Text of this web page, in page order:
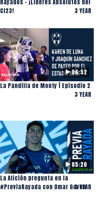
Rayados - ¡Líderes Absolutos del
Cl23!
3 YEAR
06:52
La Pandilla de Monty | Episodio 2
3 YEAR
05:20
La Afición pregunta en la
#PreviaRayada con Omar Govea
3 YEAR